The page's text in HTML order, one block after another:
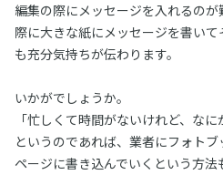
編集の際にメッセージを入れるの
際に大きな紙にメッセージを書い
も充分気持ちが伝わります。
いかがでしょうか。
「忙しくて時間がないけれど、な
というのであれば、業者にフォト
ページに書き込んでいくという方法